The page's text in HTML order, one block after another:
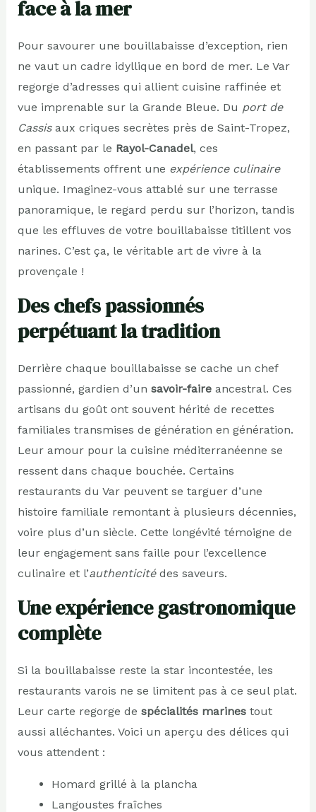
face à la mer
Pour savourer une bouillabaisse d’exception, rien
ne vaut un cadre idyllique en bord de mer. Le Var
regorge d’adresses qui allient cuisine raffinée et
vue imprenable sur la Grande Bleue. Du port de
Cassisaux criques secrètes près de Saint-Tropez,
en passant par le Rayol-Canadel, ces
établissements offrent une expérience culinaire
unique. Imaginez-vous attablé sur une terrasse
panoramique, le regard perdu sur l’horizon, tandis
que les effluves de votre bouillabaisse titillent vos
narines. C’est ça, le véritable art de vivre à la
provençale !
Des chefs passionnés
perpétuant la tradition
Derrière chaque bouillabaisse se cache un chef
passionné, gardien d’un savoir-faireancestral. Ces
artisans du goût ont souvent hérité de recettes
familiales transmises de génération en génération.
Leur amour pour la cuisine méditerranéenne se
ressent dans chaque bouchée. Certains
restaurants du Var peuvent se targuer d’une
histoire familiale remontant à plusieurs décennies,
voire plus d’un siècle. Cette longévité témoigne de
leur engagement sans faille pour l’excellence
culinaire et l’authenticitédes saveurs.
Une expérience gastronomique
complète
Si la bouillabaisse reste la star incontestée, les
restaurants varois ne se limitent pas à ce seul plat.
Leur carte regorge de spécialités marinestout
aussi alléchantes. Voici un aperçu des délices qui
vous attendent :
Homard grillé à la plancha
Langoustes fraîches